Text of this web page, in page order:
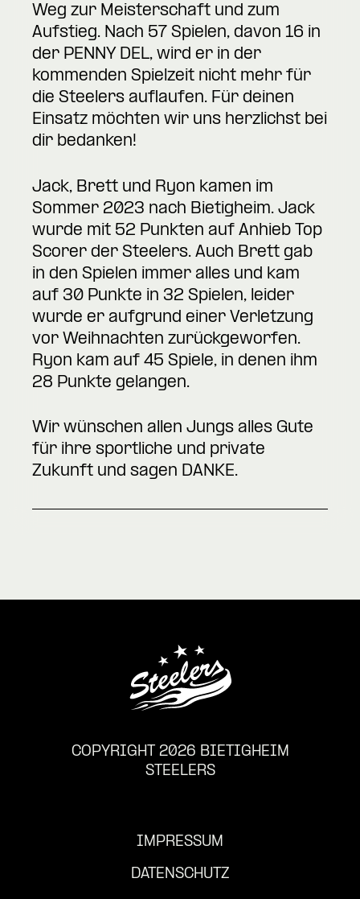
Weg zur Meisterschaft und zum
Aufstieg. Nach 57 Spielen, davon 16 in
der PENNY DEL, wird er in der
kommenden Spielzeit nicht mehr für
die Steelers auflaufen. Für deinen
Einsatz möchten wir uns herzlichst bei
dir bedanken!
Jack, Brett und Ryon kamen im
Sommer 2023 nach Bietigheim. Jack
wurde mit 52 Punkten auf Anhieb Top
Scorer der Steelers. Auch Brett gab
in den Spielen immer alles und kam
auf 30 Punkte in 32 Spielen, leider
wurde er aufgrund einer Verletzung
vor Weihnachten zurückgeworfen.
Ryon kam auf 45 Spiele, in denen ihm
28 Punkte gelangen.
Wir wünschen allen Jungs alles Gute
für ihre sportliche und private
Zukunft und sagen DANKE.
COPYRIGHT 2026 BIETIGHEIM
STEELERS
IMPRESSUM
DATENSCHUTZ